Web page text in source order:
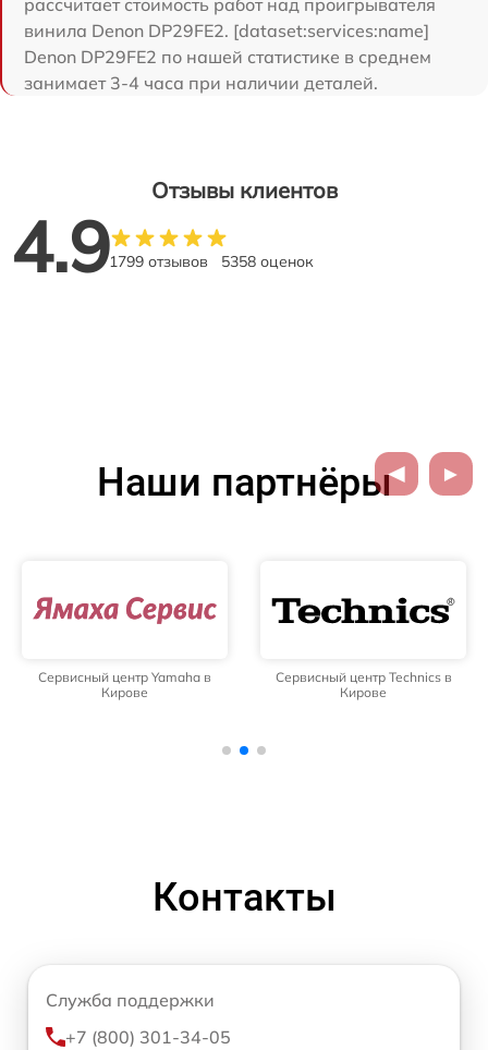
рассчитает стоимость работ над проигрывателя
винила Denon DP29FE2. [dataset:services:name]
Denon DP29FE2 по нашей статистике в среднем
занимает 3-4 часа при наличии деталей.
Отзывы клиентов
4.91799 отзывов 5358 оценок
Наши партнёры
Сервисный центр Yamaha в
Кирове
Сервисный центр Technics в
Кирове
Контакты
Служба поддержки
+7 (800) 301-34-05